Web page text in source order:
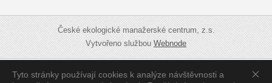
Tyto stránky používají cookies k analýze návštěvnosti a
České ekologické manažerské centrum, z.s.
Vytvořeno službouWebnode
Zobrazit:Mobilní verzi|Standardní verzi